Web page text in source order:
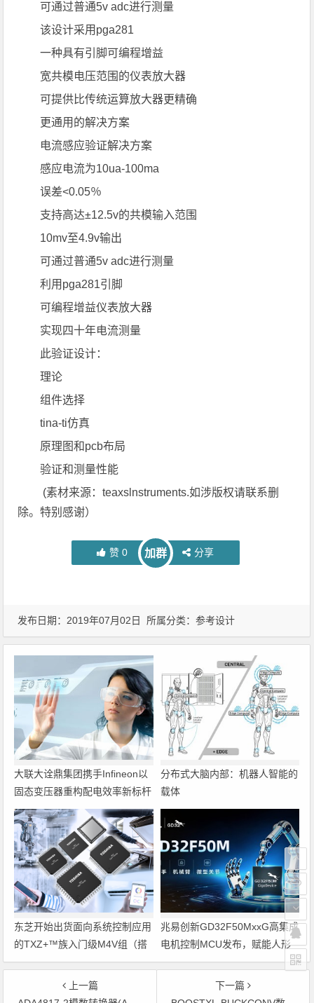
可通过普通5v adc进行测量
该设计采用pga281
一种具有引脚可编程增益
宽共模电压范围的仪表放大器
可提供比传统运算放大器更精确
更通用的解决方案
电流感应验证解决方案
感应电流为10ua-100ma
误差<0.05％
支持高达±12.5v的共模输入范围
10mv至4.9v输出
可通过普通5v adc进行测量
利用pga281引脚
可编程增益仪表放大器
实现四十年电流测量
此验证设计：
理论
组件选择
tina-ti仿真
原理图和pcb布局
验证和测量性能
(素材来源：teaxslnstruments.如涉版权请联系删
除。特别感谢）
赞 0 加群 分享
发布日期：2019年07月02日 所属分类：参考设计
大联大诠鼎集团携手Infineon以
固态变压器重构配电效率新标杆
分布式大脑内部：机器人智能的
载体
东芝开始出货面向系统控制应用
的TXZ+™族入门级M4V组（搭
载Arm Cortex‑M4内核的标准微
控制器）工程样品
兆易创新GD32F50MxxG高集成
电机控制MCU发布，赋能人形
机器人关节驱动革新
上一篇
下一篇